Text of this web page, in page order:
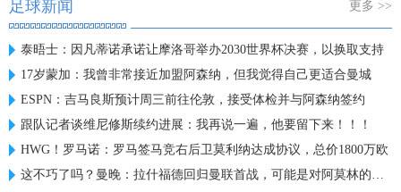
足球新闻 更多 >>
泰晤士：因凡蒂诺承诺让摩洛哥举办2030世界杯决赛，以换取支持
17岁蒙加：我曾非常接近加盟阿森纳，但我觉得自己更适合曼城
ESPN：吉马良斯预计周三前往伦敦，接受体检并与阿森纳签约
跟队记者谈维尼修斯续约进展：我再说一遍，他要留下来！！！
HWG！罗马诺：罗马签马竞右后卫莫利纳达成协议，总价1800万欧
这不巧了吗？曼晚：拉什福德回归曼联首战，可能是对阿莫林的米兰